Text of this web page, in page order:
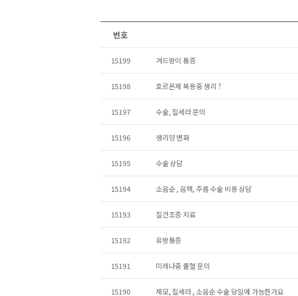
번호
15199 겨드랑이 통증
15198 호르몬제 복용중 생리 ?
15197 수술, 질세라 문의
15196 생리양 변화
15195 수술 상담
15194 소음순 , 음핵, 주름 수술 비용 상담
15193 질건조증 치료
15192 유방통증
15191 미레나중 출혈 문의
15190 제모, 질세라 , 소음순 수술 당일에 가능한가요